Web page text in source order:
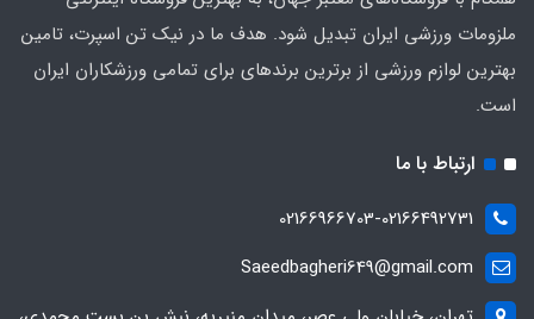
ملزومات ورزشی ایران تبدیل شود. هدف ما در نیک تن اسپرت، تامین
بهترین لوازم ورزشی از برترین برندهای برای تمامی ورزشکاران ایران
است.
ارتباط با ما
02166966703-02166492731
Saeedbagheri649@gmail.com